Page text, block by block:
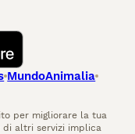
MundoAnimalia
per migliorare la tua
di altri servizi implica